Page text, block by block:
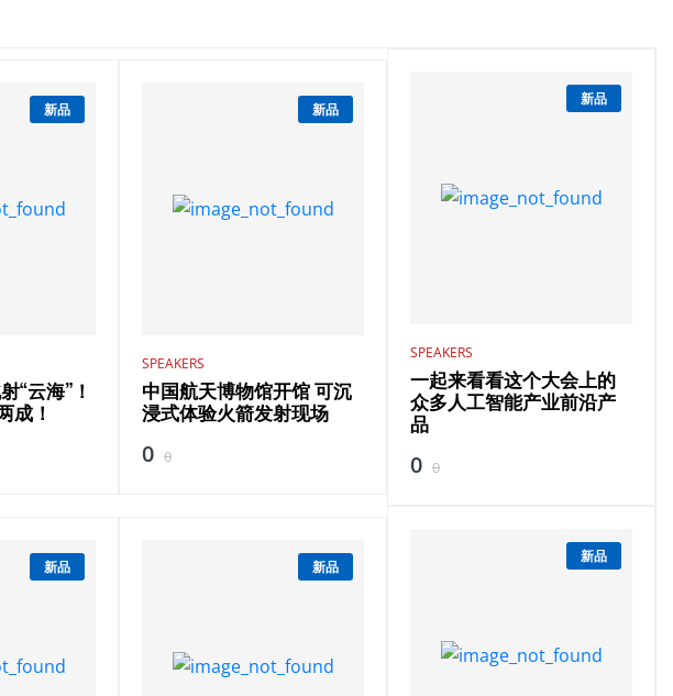
新品
“云海”！
成！
新品
SPEAKERS
中国航天博物馆开馆 可沉
浸式体验火箭发射现场
0 0
新品
SPEAKERS
一起来看看这个大会上的
众多人工智能产业前沿产
品
0 0
新品 新品
新品